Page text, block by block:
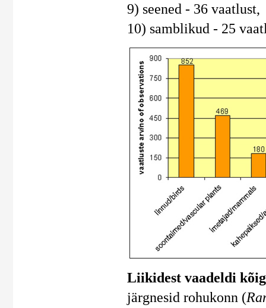
9) seened - 36 vaatlust,
10) samblikud - 25
Liikidest vaadeldi
järgnesid rohukonn (